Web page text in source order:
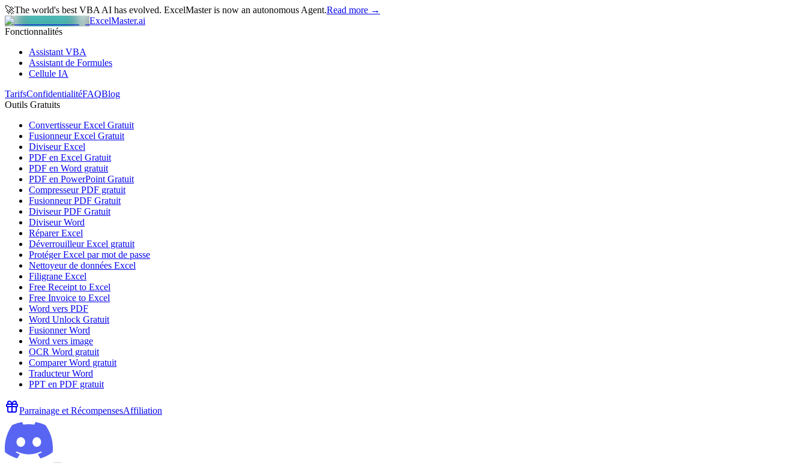
🚀The world's best VBA AI has evolved. ExcelMaster is now an autonomous Agent.Read more →
ExcelMaster.ai
Fonctionnalités
Assistant VBA
Assistant de Formules
Cellule IA
TarifsConfidentialitéFAQBlog
Outils Gratuits
Convertisseur Excel Gratuit
Fusionneur Excel Gratuit
Diviseur Excel
PDF en Excel Gratuit
PDF en Word gratuit
PDF en PowerPoint Gratuit
Compresseur PDF gratuit
Fusionneur PDF Gratuit
Diviseur PDF Gratuit
Diviseur Word
Réparer Excel
Déverrouilleur Excel gratuit
Protéger Excel par mot de passe
Nettoyeur de données Excel
Filigrane Excel
Free Receipt to Excel
Free Invoice to Excel
Word vers PDF
Word Unlock Gratuit
Fusionner Word
Word vers image
OCR Word gratuit
Comparer Word gratuit
Traducteur Word
PPT en PDF gratuit
Parrainage et RécompensesAffiliation